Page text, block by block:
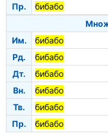
Пр.
бибабо
Им.
бибабо
Рд.
бибабо
Дт.
бибабо
Вн.
бибабо
Тв.
бибабо
Пр.
бибабо